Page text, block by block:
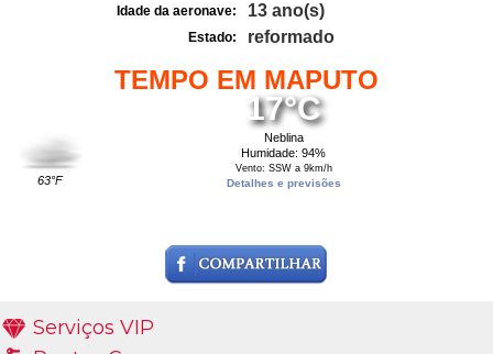
Idade da aeronave: 13 ano(s)
Estado: reformado
TEMPO EM MAPUTO
63°F
17°C
Neblina
Humidade: 94%
Vento: SSW a 9km/h
Detalhes e previsões
Serviços VIP